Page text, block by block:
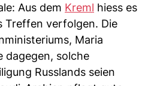
Aus dem Kreml hiess es
Treffen verfolgen. Die
Maria
dagegen, solche
Russlands seien